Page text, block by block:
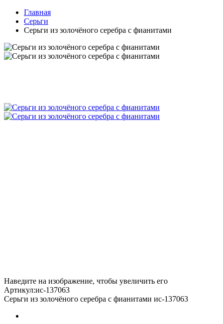
Главная
Серьги
Серьги из золочёного серебра с фианитами
Наведите на изображение, чтобы увеличить его
Артикул:ис-137063
Серьги из золочёного серебра с фианитами ис-137063